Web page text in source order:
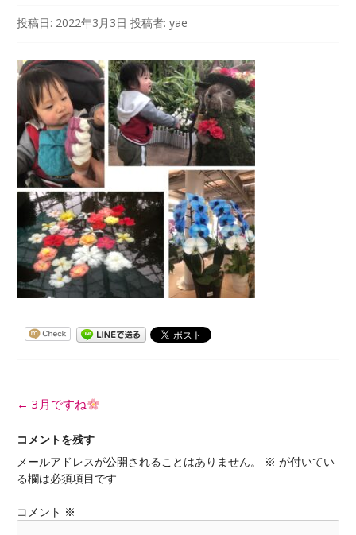
投稿日: 2022年3月3日 投稿者:yae
投
ナ
ビ
ゲ
シ
ョ
← 3月ですね
コメントを残す
メールアドレスが公開されることはありません。
※ が付いてい
る欄は必須項目です
コメント ※